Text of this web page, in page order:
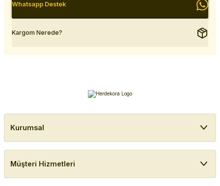
Whatsapp Destek
Kargom Nerede?
Kurumsal
Müşteri Hizmetleri